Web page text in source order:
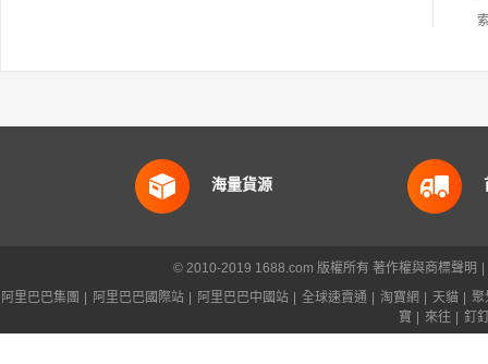
海量貨源
© 2010-2019 1688.com 版權所有 著作權與商標聲明
阿里巴巴集團
阿里巴巴國際站 阿里巴巴中國站 全球速賣通 淘寶網 天貓
聚
寶
來往 釘